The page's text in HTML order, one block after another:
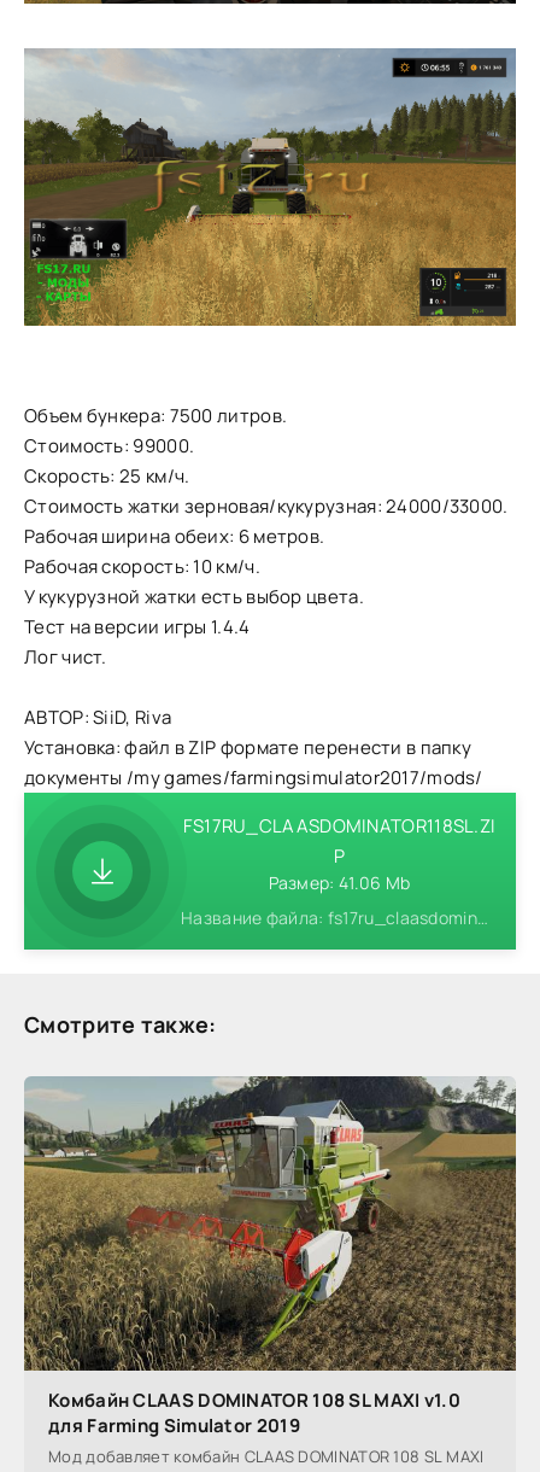
Объем бункера: 7500 литров.
Стоимость: 99000.
Скорость: 25 км/ч.
Стоимость жатки зерновая/кукурузная: 24000/33000.
Рабочая ширина обеих: 6 метров.
Рабочая скорость: 10 км/ч.
У кукурузной жатки есть выбор цвета.
Тест на версии игры 1.4.4
Лог чист.
АВТОР: SiiD, Riva
Установка: файл в ZIP формате перенести в папку
документы /my games/farmingsimulator2017/mods/
FS17RU_CLAASDOMINATOR118SL.ZI
P
Размер: 41.06 Mb
Название файла: fs17ru_claasdominator118sl.zip
Смотрите также:
Комбайн CLAAS DOMINATOR 108 SL MAXI v1.0
для Farming Simulator 2019
Мод добавляет комбайн CLAAS DOMINATOR 108 SL MAXI